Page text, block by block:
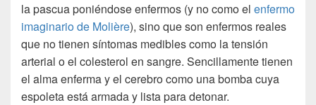
la pascua poniéndose enfermos (y no como el enfermo
imaginario de Molière), sino que son enfermos reales
que no tienen síntomas medibles como la tensión
arterial o el colesterol en sangre. Sencillamente tienen
el alma enferma y el cerebro como una bomba cuya
espoleta está armada y lista para detonar.